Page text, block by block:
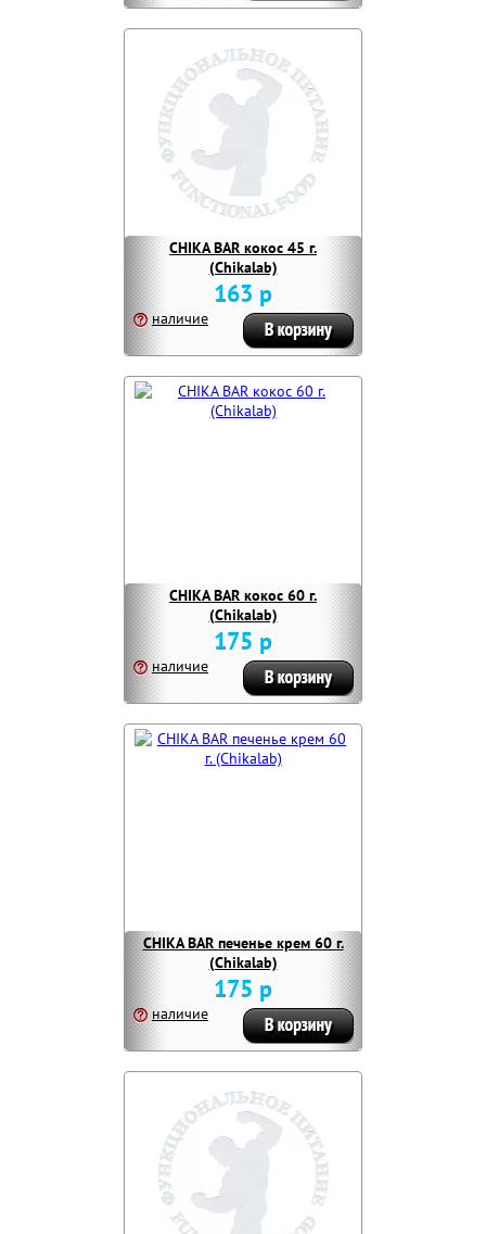
CHIKA BAR кокос 45 г.
(Chikalab)
163 р
наличие
CHIKA BAR кокос 60 г.
(Chikalab)
175 р
наличие
CHIKA BAR печенье крем 60 г.
(Chikalab)
175 р
наличие